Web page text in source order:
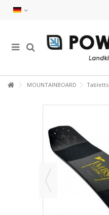
MOUNTAINBOARD Tabletts